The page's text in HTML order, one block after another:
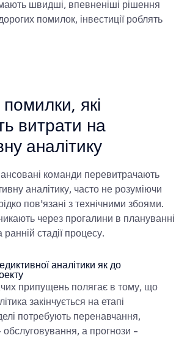
швидші, впевненіші рішення
помилок, інвестиції роблять
які
витрати на
аналітику
команди перевитрачають
аналітику, часто не розуміючи
пов'язані з технічними збоями.
через прогалини в плануванні
стадії процесу.
аналітики як до
припущень полягає в тому, що
закінчується на етапі
потребують перенавчання,
а прогнози -